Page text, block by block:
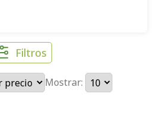
Filtros
Mostrar: